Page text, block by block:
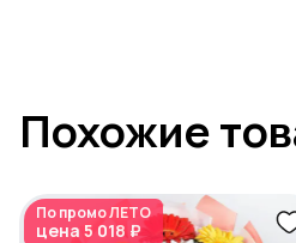
Похожие
По промоЛЕТО
цена 5 018 ₽